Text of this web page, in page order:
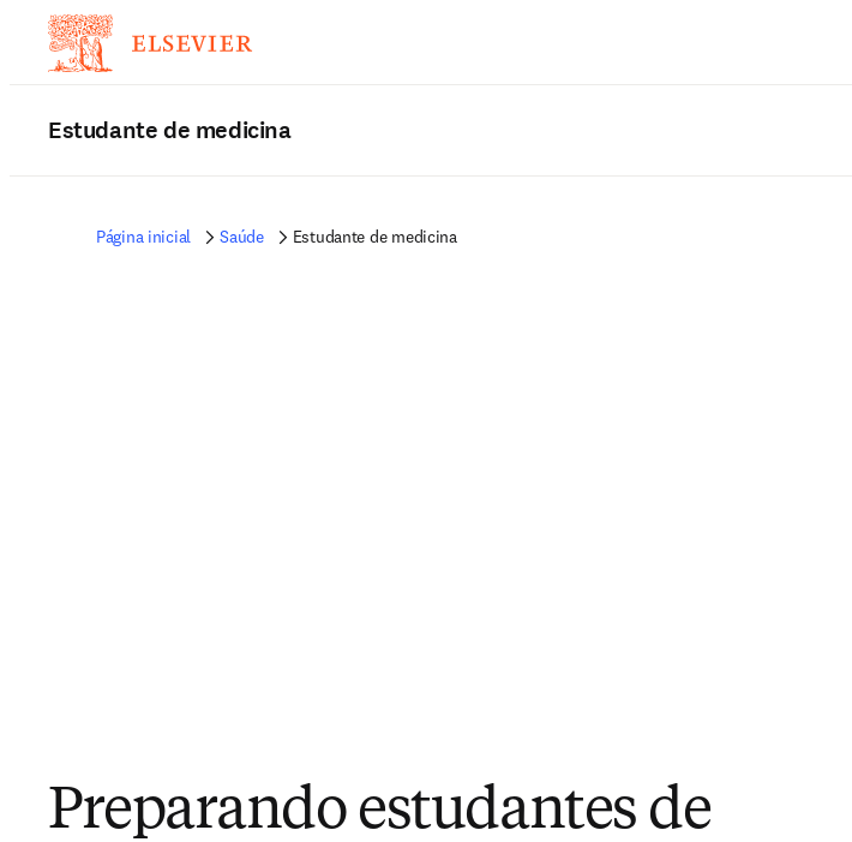
Estudante de medicina
Página inicial Saúde Estudante de medicina
Preparando estudantes de